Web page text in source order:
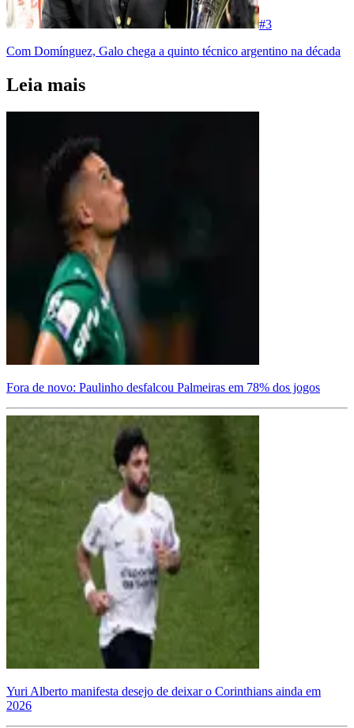
#3
Com Domínguez, Galo chega a quinto técnico argentino na década
Leia mais
Fora de novo: Paulinho desfalcou Palmeiras em 78% dos jogos
Yuri Alberto manifesta desejo de deixar o Corinthians ainda em
2026